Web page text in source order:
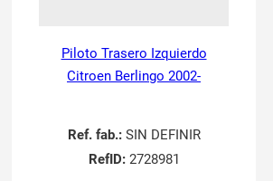
Piloto Trasero Izquierdo
Citroen Berlingo 2002-
Ref. fab.:SIN DEFINIR
RefID:2728981